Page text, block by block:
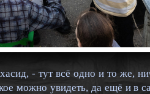
- тут всё одно и то же,
можно увидеть, да ещё и в